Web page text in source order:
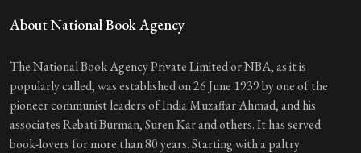
About National Book Agency
The National Book Agency Private Limited or NBA, as it is
popularly called, was established on 26 June 1939 by one of the
pioneer communist leaders of India Muzaffar Ahmad, and his
associates Rebati Burman, Suren Kar and others. It has served
book-lovers for more than 80 years. Starting with a paltry